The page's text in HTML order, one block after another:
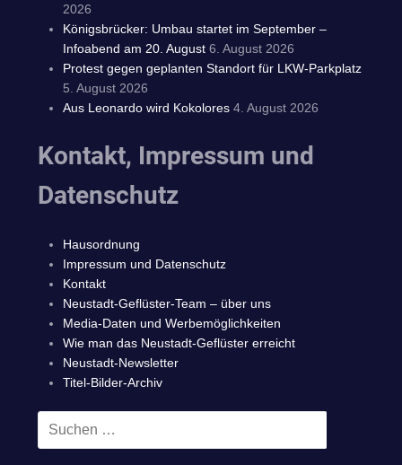
2026
Königsbrücker: Umbau startet im September –
Infoabend am 20. August 6. August 2026
Protest gegen geplanten Standort für LKW-Parkplatz
5. August 2026
Aus Leonardo wird Kokolores 4. August 2026
Kontakt, Impressum und
Datenschutz
Hausordnung
Impressum und Datenschutz
Kontakt
Neustadt-Geflüster-Team – über uns
Media-Daten und Werbemöglichkeiten
Wie man das Neustadt-Geflüster erreicht
Neustadt-Newsletter
Titel-Bilder-Archiv
Suchen